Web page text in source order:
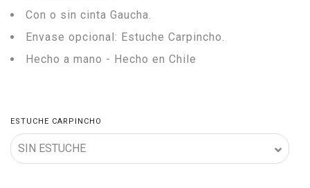
Con o sin cinta Gaucha.
Envase opcional: Estuche Carpincho.
Hecho a mano - Hecho en Chile
ESTUCHE CARPINCHO